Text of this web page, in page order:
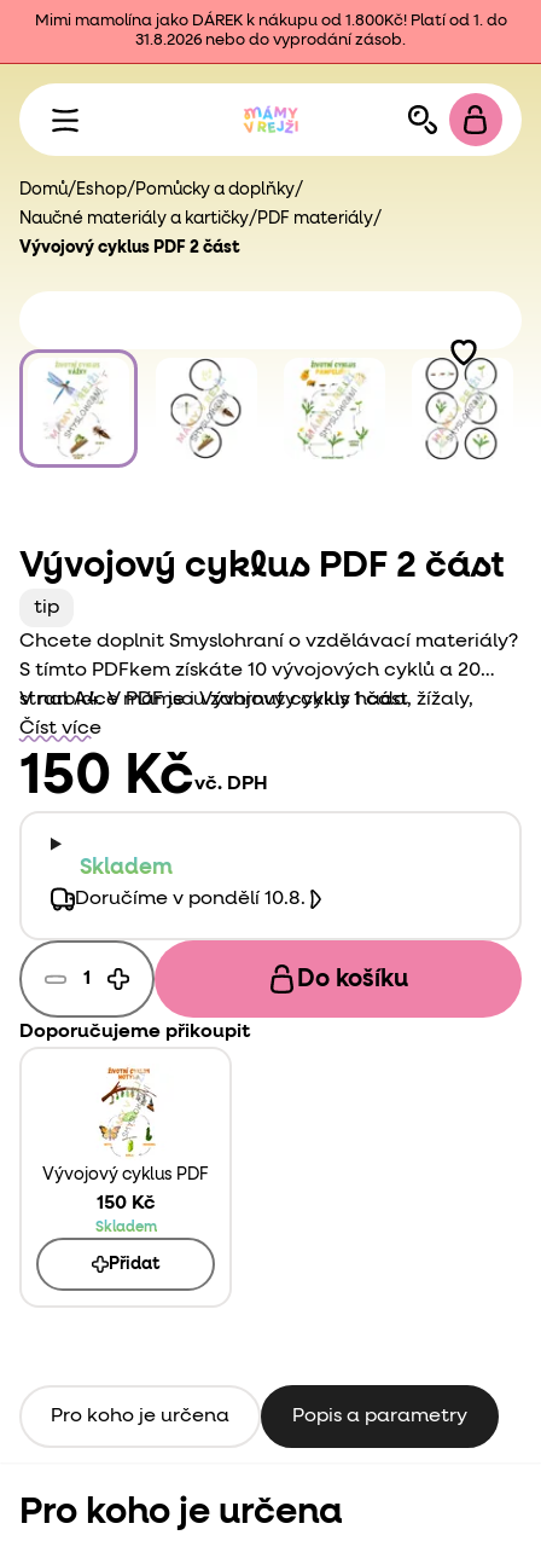
Mimi mamolína jako DÁREK k nákupu od 1.800Kč! Platí od 1. do
31.8.2026 nebo do vyprodání zásob.
Domů/ Eshop/ Pomůcky a doplňky/
Naučné materiály a kartičky/ PDF materiály/
Vývojový cyklus PDF 2 část
Vývojový cyklus PDF 2 část
tip
Chcete doplnit Smyslohraní o vzdělávací materiály?
S tímto PDFkem získáte 10 vývojových cyklů a 20
stran A4. V PDF jsou zahrnuty cykly hada, žížaly,
vážky, chobotnice, zelené fazolky, rajčete,
pampelišky, ryby, muže a ženy. Tyto cykly vznikly jen
pro nás.
V nabídce máme iVývojový cyklus 1 část
Číst více
150 Kčvč. DPH
Skladem
Doručíme v pondělí 10.8.
Do košíku
Doporučujeme přikoupit
Vývojový cyklus PDF
150 Kč
Skladem
Přidat
Pro koho je určena Popis a parametry
Pro koho je určena